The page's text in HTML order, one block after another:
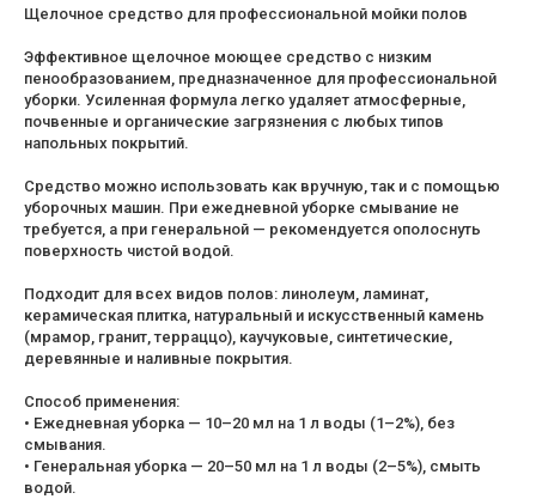
Щелочное средство для профессиональной мойки полов
Эффективное щелочное моющее средство с низким
пенообразованием, предназначенное для профессиональной
уборки. Усиленная формула легко удаляет атмосферные,
почвенные и органические загрязнения с любых типов
напольных покрытий.
Средство можно использовать как вручную, так и с помощью
уборочных машин. При ежедневной уборке смывание не
требуется, а при генеральной — рекомендуется ополоснуть
поверхность чистой водой.
Подходит для всех видов полов: линолеум, ламинат,
керамическая плитка, натуральный и искусственный камень
(мрамор, гранит, терраццо), каучуковые, синтетические,
деревянные и наливные покрытия.
Способ применения:
• Ежедневная уборка — 10–20 мл на 1 л воды (1–2%), без
смывания.
• Генеральная уборка — 20–50 мл на 1 л воды (2–5%), смыть
водой.